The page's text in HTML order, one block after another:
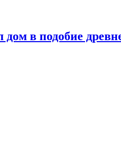
в подобие